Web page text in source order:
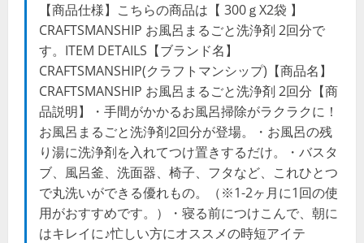
【商品仕様】こちらの商品は【 300ｇX2袋 】
CRAFTSMANSHIP お風呂まるごと洗浄剤 2回分で
す。ITEM DETAILS【ブランド名】
CRAFTSMANSHIP(クラフトマンシップ)【商品名】
CRAFTSMANSHIP お風呂まるごと洗浄剤 2回分【商
品説明】・手間がかかるお風呂掃除がラクラクに！
お風呂まるごと洗浄剤2回分が登場。・お風呂の残
り湯に洗浄剤を入れてつけ置きするだけ。・バスタ
ブ、風呂釜、洗面器、椅子、フタなど、これひとつ
で丸洗いができる優れもの。（※1-2ヶ月に1回の使
用がおすすめです。）・寝る前につけこんで、朝に
はキレイに♪忙しい方にオススメの時短アイテ